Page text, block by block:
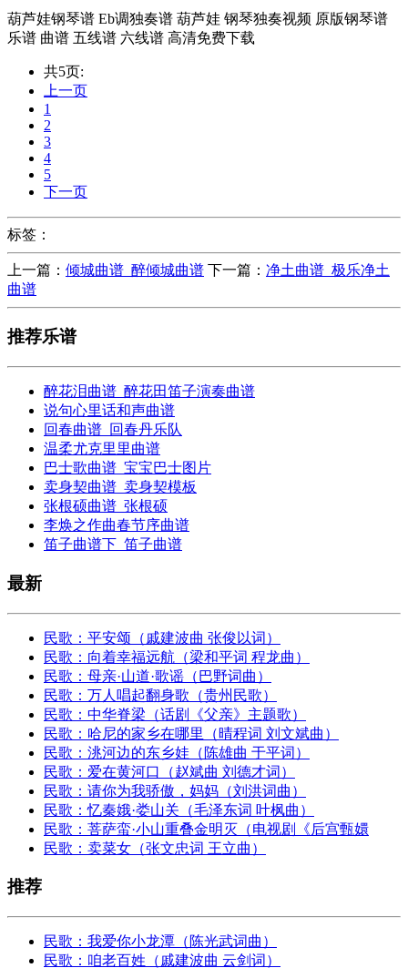
葫芦娃钢琴谱 Eb调独奏谱 葫芦娃 钢琴独奏视频 原版钢琴谱
乐谱 曲谱 五线谱 六线谱 高清免费下载
共5页:
上一页
1
2
3
4
5
下一页
标签：
上一篇： 倾城曲谱_醉倾城曲谱 下一篇： 净土曲谱_极乐净土
曲谱
推荐乐谱
醉花泪曲谱_醉花田笛子演奏曲谱
说句心里话和声曲谱
回春曲谱_回春丹乐队
温柔尤克里里曲谱
巴士歌曲谱_宝宝巴士图片
卖身契曲谱_卖身契模板
张根硕曲谱_张根硕
李焕之作曲春节序曲谱
笛子曲谱下_笛子曲谱
最新
民歌：平安颂（戚建波曲 张俊以词）
民歌：向着幸福远航（梁和平词 程龙曲）
民歌：母亲·山道·歌谣（巴野词曲）
民歌：万人唱起翻身歌（贵州民歌）
民歌：中华脊梁（话剧《父亲》主题歌）
民歌：哈尼的家乡在哪里（晴程词 刘文斌曲）
民歌：洮河边的东乡娃（陈雄曲 于平词）
民歌：爱在黄河口（赵斌曲 刘德才词）
民歌：请你为我骄傲，妈妈（刘洪词曲）
民歌：忆秦娥·娄山关（毛泽东词 叶枫曲）
民歌：菩萨蛮·小山重叠金明灭（电视剧《后宫甄嬛
民歌：卖菜女（张文忠词 王立曲）
推荐
民歌：我爱你小龙潭（陈光武词曲）
民歌：咱老百姓（戚建波曲 云剑词）